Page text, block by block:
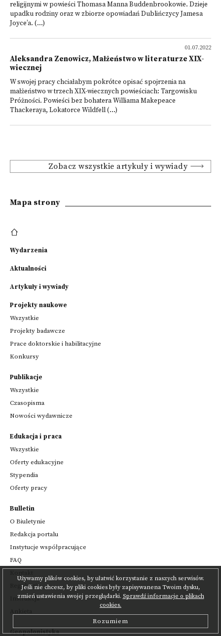
religijnymi w powieści Thomasa Manna Buddenbrookowie. Dzieje
upadku rodziny oraz w zbiorze opowiadań Dublińczycy Jamesa
Joyce’a. (...)
01.07.2022
Aleksandra Zenowicz, Małżeństwo w literaturze XIX-
wiecznej
W swojej pracy chciałabym pokrótce opisać spojrzenia na
małżeństwo w trzech XIX-wiecznych powieściach: Targowisku
Próżności. Powieści bez bohatera Williama Makepeace
Thackeraya, Lokatorce Wildfell (...)
Zobacz wszystkie artykuły i wywiady
Używamy plików cookies, by ułatwić korzystanie z naszych serwisów.
Jeśli nie chcesz, by pliki cookies były zapisywanena Twoim dysku,
zmień ustawienia swojej przeglądarki. Sprawdź informacje o plikach
cookies.
Rozumiem
Mapa strony
Wydarzenia
Aktualności
Artykuły i wywiady
Projekty naukowe
Wszystkie
Projekty badawcze
Prace doktorskie i habilitacyjne
Konkursy
Publikacje
Wszystkie
Czasopisma
Nowości wydawnicze
Edukacja i praca
Wszystkie
Oferty edukacyjne
Stypendia
Oferty pracy
Bulletin
O Biuletynie
Redakcja portalu
Instytucje współpracujące
FAQ
Regulamin
Instrukcja
Geopolonistyka